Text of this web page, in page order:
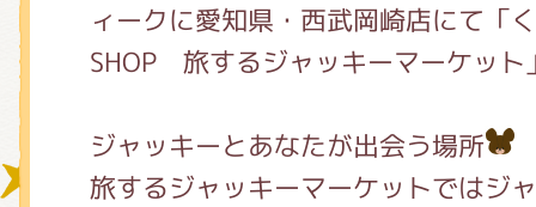
ィークに愛知県・西武岡崎店にて「
SHOP 旅するジャッキーマーケット
ジャッキーとあなたが出会う場所
旅するジャッキーマーケットではジ
グッズインフォメーション
ミュージカル・コンサート